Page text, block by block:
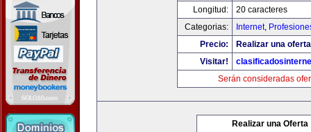
Longitud:
20 caracteres
Categorias:
Internet,
Precio:
Realizar una
Visitar!
Serán consideradas
Realizar una Oferta